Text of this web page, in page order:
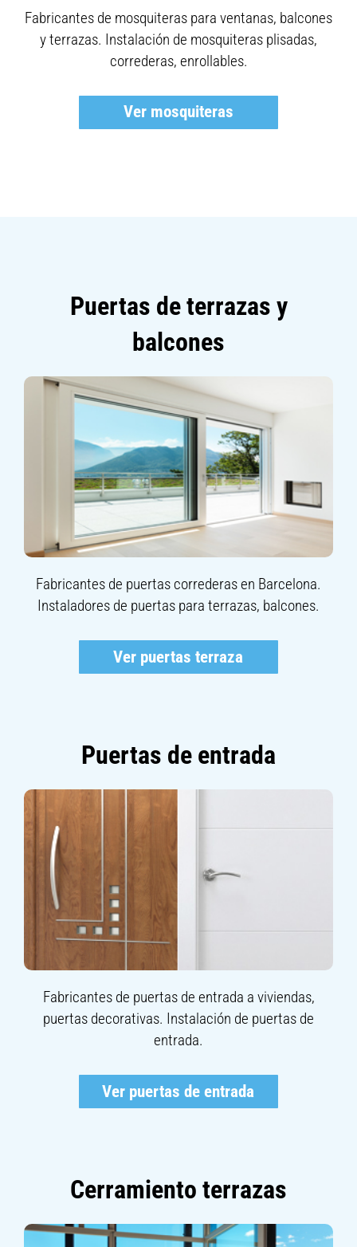
Fabricantes de mosquiteras para ventanas, balcones
y terrazas. Instalación de mosquiteras plisadas,
correderas, enrollables.
Ver mosquiteras
Puertas de terrazas y
balcones
Fabricantes de puertas correderas en Barcelona.
Instaladores de puertas para terrazas, balcones.
Ver puertas terraza
Puertas de entrada
Fabricantes de puertas de entrada a viviendas,
puertas decorativas. Instalación de puertas de
entrada.
Ver puertas de entrada
Cerramiento terrazas